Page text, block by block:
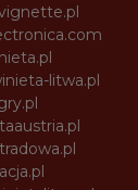
litwa.pl